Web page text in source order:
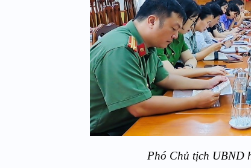
Phó Chủ tịch UBND